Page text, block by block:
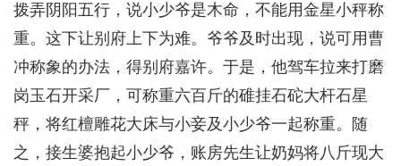
拨弄阴阳五行，说小少爷是木命，不能用金星小秤称
重。这下让别府上下为难。爷爷及时出现，说可用曹
冲称象的办法，得别府嘉许。于是，他驾车拉来打磨
岗玉石开采厂，可称重六百斤的碓挂石砣大杆石星
秤，将红檀雕花大床与小妾及小少爷一起称重。随
之，接生婆抱起小少爷，账房先生让奶妈将八斤现大